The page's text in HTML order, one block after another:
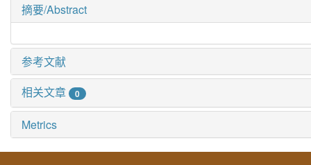
摘要/Abstract
参考文献
相关文章
0
Metrics